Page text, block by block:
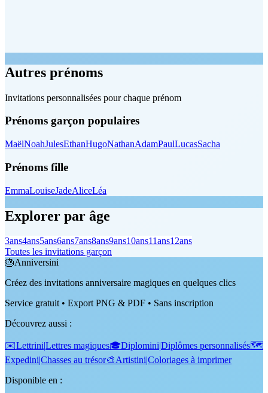
Autres prénoms
Invitations personnalisées pour chaque prénom
Prénoms garçon populaires
MaëlNoahJulesEthanHugoNathanAdamPaulLucasSacha
Prénoms fille
EmmaLouiseJadeAliceLéa
Explorer par âge
3ans4ans5ans6ans7ans8ans9ans10ans11ans12ans
Toutes les invitations garçon
🎂Anniversini
Créez des invitations anniversaire magiques en quelques clics
Service gratuit • Export PNG & PDF • Sans inscription
Découvrez aussi :
✉️Lettrini|Lettres magiques🎓Diplomini|Diplômes personnalisés🗺️
Expedini|Chasses au trésor🎨Artistini|Coloriages à imprimer
Disponible en :